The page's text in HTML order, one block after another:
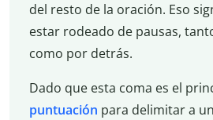
del resto de la oración. Eso
estar rodeado de pausas,
como por detrás.
Dado que esta coma es el
puntuación para delimitar a